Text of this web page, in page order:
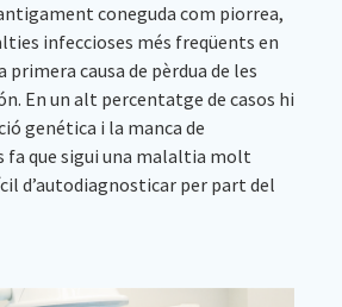
coneguda com piorrea,
infeccioses més freqüents en
primera causa de pèrdua de les
En un alt percentatge de casos hi
genética i la manca de
fa que sigui una malaltia molt
d’autodiagnosticar per part del